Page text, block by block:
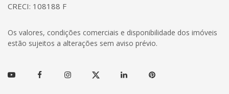
CRECI: 108188 F
Os valores, condições comerciais e disponibilidade dos imóveis
estão sujeitos a alterações sem aviso prévio.
Youtube FacebookInstagramTwitter Linkedin Pinterest